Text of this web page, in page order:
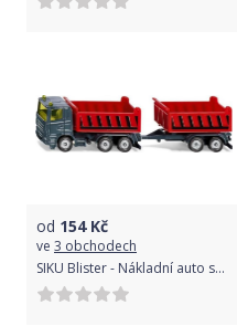
od 154Kč
ve 3 obchodech
SIKU Blister - Nákladní auto se sklápěcí korbou a vlekem